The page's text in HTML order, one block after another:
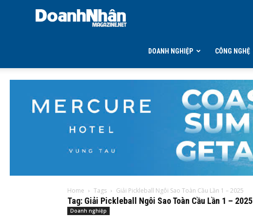
DOANH NGHIỆP CÔNG NGHỆ
Home Tags Giải Pickleball Ngôi Sao Toàn Cầu Lần 1 – 2025
Tag: Giải Pickleball Ngôi Sao Toàn Cầu Lần 1 – 2025
Doanh nghiệp